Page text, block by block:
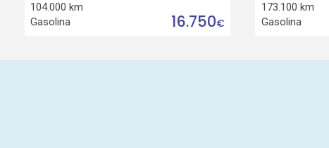
104.000 km
Gasolina
16.750€
173.100 km
Gasolina